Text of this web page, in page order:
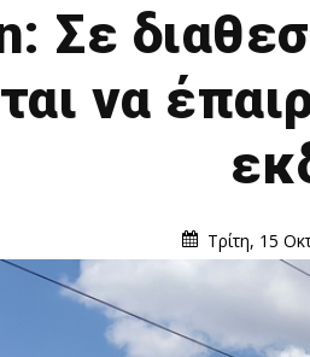
Σε
να
Τρίτη, 15